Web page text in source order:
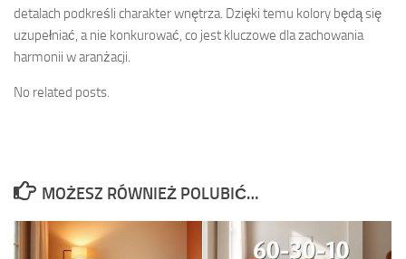
detalach podkreśli charakter wnętrza. Dzięki temu kolory będą się
uzupełniać, a nie konkurować, co jest kluczowe dla zachowania
harmonii w aranżacji.
No related posts.
MOŻESZ RÓWNIEŻ POLUBIĆ…